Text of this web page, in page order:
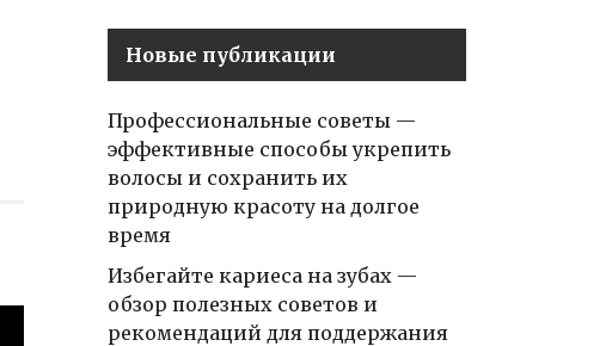
Новые публикации
Профессиональные советы —
эффективные способы укрепить
волосы и сохранить их
природную красоту на долгое
время
Избегайте кариеса на зубах —
обзор полезных советов и
рекомендаций для поддержания